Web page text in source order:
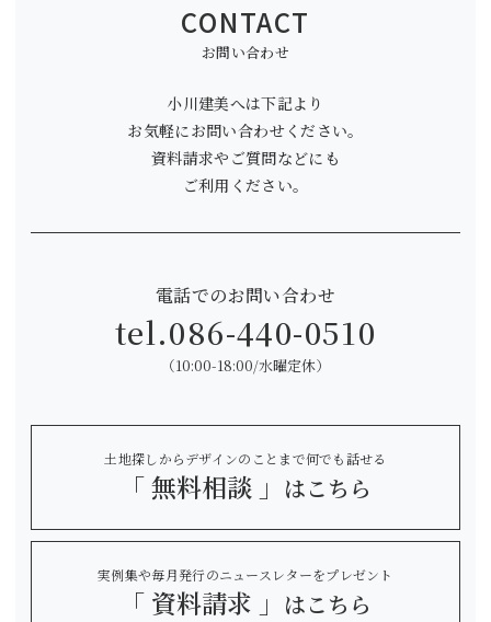
CONTACT
お問い合わせ
小川建美へは下記より
お気軽にお問い合わせください。
資料請求やご質問などにも
ご利用ください。
電話でのお問い合わせ
tel.086-440-0510
（10:00-18:00/水曜定休）
土地探しからデザインのことまで何でも話せる
「 無料相談 」 はこちら
実例集や毎月発行のニュースレターをプレゼント
「 資料請求 」 はこちら